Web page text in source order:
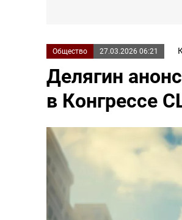
Общество 27.03.2026 06:21
Делягин
в Конгрессе